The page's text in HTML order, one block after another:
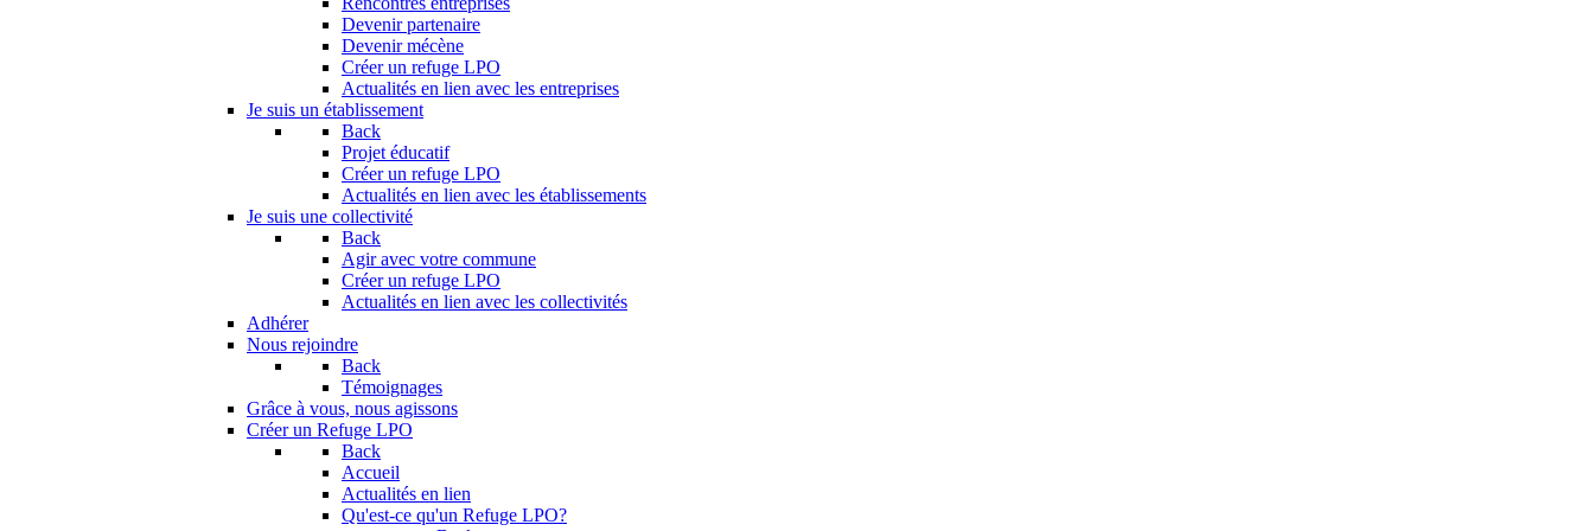
Devenir partenaire
Devenir mécène
Créer un refuge LPO
Actualités en lien avec les entreprises
Je suis un établissement
Back
Projet éducatif
Créer un refuge LPO
Actualités en lien avec les établissements
Je suis une collectivité
Back
Agir avec votre commune
Créer un refuge LPO
Actualités en lien avec les collectivités
Adhérer
Nous rejoindre
Back
Témoignages
Grâce à vous, nous agissons
Créer un Refuge LPO
Back
Accueil
Actualités en lien
Qu'est-ce qu'un Refuge LPO?